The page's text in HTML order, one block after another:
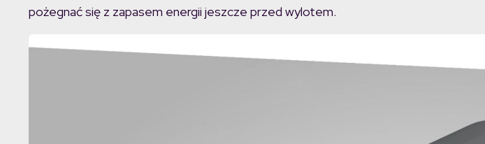
pożegnać się z zapasem energii jeszcze przed wylotem.